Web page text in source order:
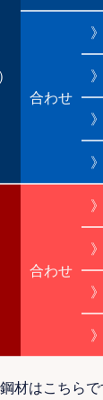
合わせ
》
》
》
》
合わせ
》
》
》
》
材はこちら